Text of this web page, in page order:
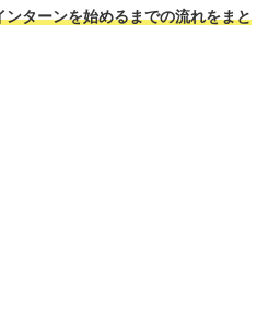
ンターンを始めるまでの流れをまと